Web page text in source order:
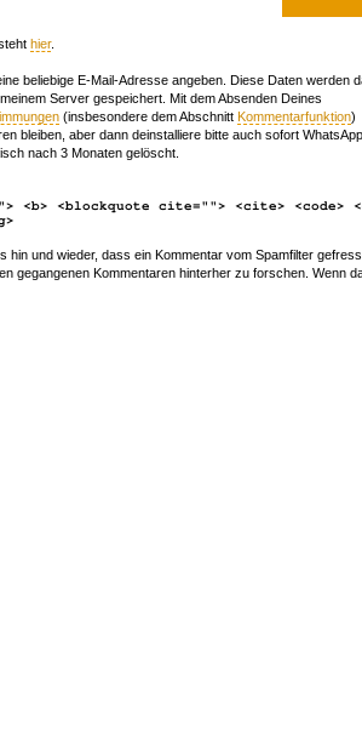
hier.
beliebige E-Mail-Adresse angeben. Diese Daten werden
Server gespeichert. Mit dem Absenden Deines
(insbesondere dem Abschnitt Kommentarfunktion)
bleiben, aber dann deinstalliere bitte auch sofort
nach 3 Monaten gelöscht.
<blockquote cite=""> <cite> <code>
und wieder, dass ein Kommentar vom Spamfilter
gegangenen Kommentaren hinterher zu forschen. Wenn